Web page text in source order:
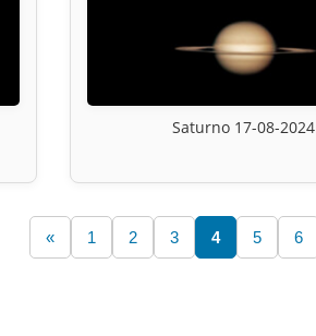
Saturno 17-08-2024
« 1 2 3 4 5 6